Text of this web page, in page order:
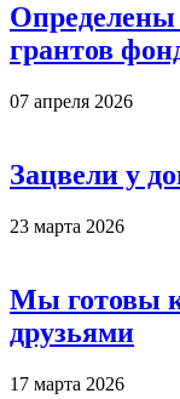
Определены
грантов
07 апреля 2026
Зацвели у
23 марта 2026
Мы готовы
друзьями
17 марта 2026